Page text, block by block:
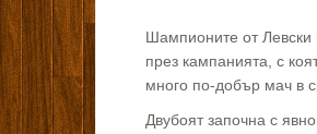
Шампионите от Левски
през кампанията, с
много по-добър мач в
Двубоят започна с